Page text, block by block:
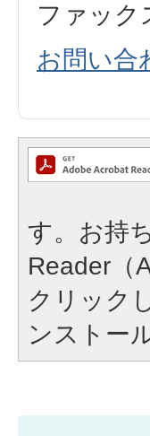
ファック
お問い合
す。お持
Reader（
クリック
ンストー